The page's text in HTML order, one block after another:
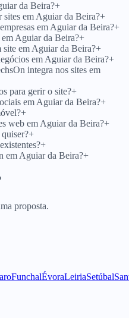
da Beira?+
sites em Aguiar da Beira?+
em Aguiar da Beira?+
Aguiar da Beira?+
em Aguiar da Beira?+
em Aguiar da Beira?+
integra nos sites em
para gerir o site?+
em Aguiar da Beira?+
+
web em Aguiar da Beira?+
+
+
em Aguiar da Beira?+
proposta.
FunchalÉvoraLeiriaSetúbal